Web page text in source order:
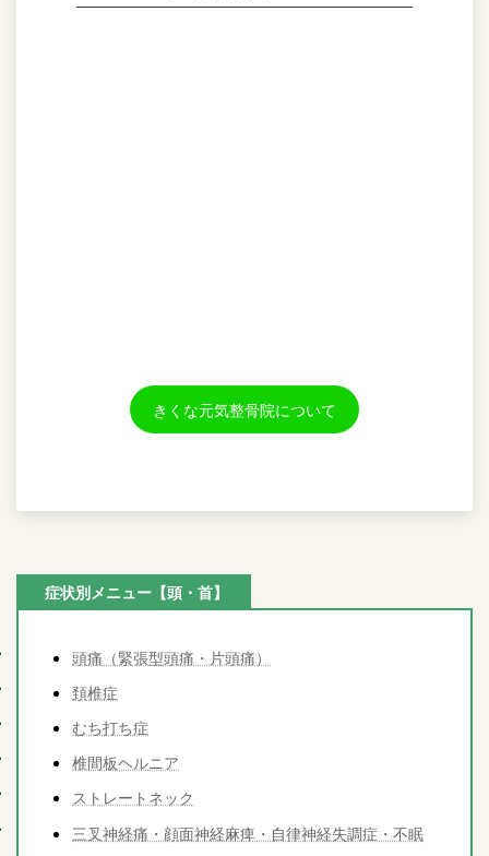
きくな元気整骨院について
症状別メニュー【頭・首】
頭痛（緊張型頭痛・片頭痛）
頚椎症
むち打ち症
椎間板ヘルニア
ストレートネック
三叉神経痛・顔面神経麻痺・自律神経失調症・不眠